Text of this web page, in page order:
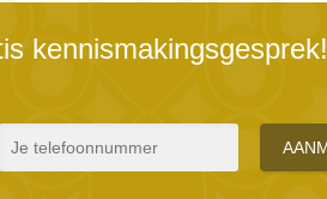
kennismakingsgesprek!